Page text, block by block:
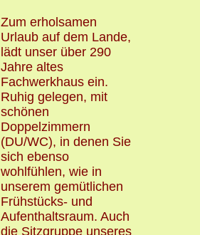
Zum erholsamen
Urlaub auf dem Lande,
lädt unser über 290
Jahre altes
Fachwerkhaus ein.
Ruhig gelegen, mit
schönen
Doppelzimmern
(DU/WC), in denen Sie
sich ebenso
wohlfühlen, wie in
unserem gemütlichen
Frühstücks- und
Aufenthaltsraum. Auch
die Sitzgruppe unseres